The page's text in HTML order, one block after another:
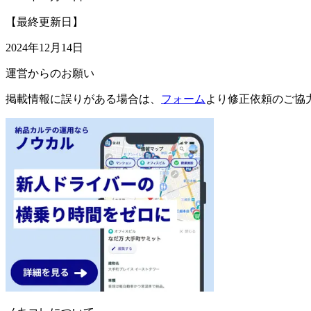
【最終更新日】
2024年12月14日
運営からのお願い
掲載情報に誤りがある場合は、 フォーム より修正依頼のご協